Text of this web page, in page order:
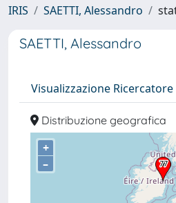
IRIS SAETTI, Alessandro
SAETTI, Alessandro
Visualizzazione Ricercatore
Distribuzione geografica
+
–